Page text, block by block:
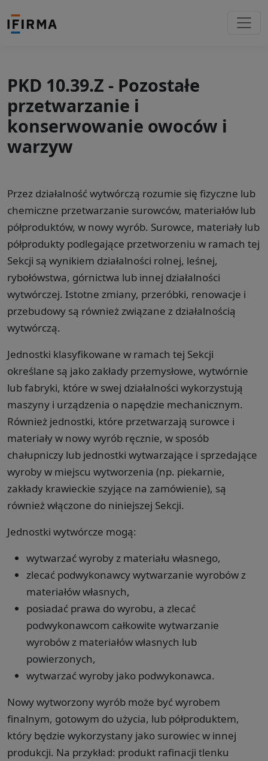
PKD 10.39.Z - Pozostałe
przetwarzanie i
konserwowanie owoców i
warzyw
Przez działalność wytwórczą rozumie się fizyczne lub
chemiczne przetwarzanie surowców, materiałów lub
półproduktów, w nowy wyrób. Surowce, materiały lub
półprodukty podlegające przetworzeniu w ramach tej
Sekcji są wynikiem działalności rolnej, leśnej,
rybołówstwa, górnictwa lub innej działalności
wytwórczej. Istotne zmiany, przeróbki, renowacje i
przebudowy są również związane z działalnością
wytwórczą.
Jednostki klasyfikowane w ramach tej Sekcji
określane są jako zakłady przemysłowe, wytwórnie
lub fabryki, które w swej działalności wykorzystują
maszyny i urządzenia o napędzie mechanicznym.
Również jednostki, które przetwarzają surowce i
materiały w nowy wyrób ręcznie, w sposób
chałupniczy lub jednostki wytwarzające i sprzedające
wyroby w miejscu wytworzenia (np. piekarnie,
zakłady krawieckie szyjące na zamówienie), są
również włączone do niniejszej Sekcji.
Jednostki wytwórcze mogą:
wytwarzać wyroby z materiału własnego,
zlecać podwykonawcy wytwarzanie wyrobów z
materiałów własnych,
posiadać prawa do wyrobu, a zlecać
podwykonawcom całkowite wytwarzanie
wyrobów z materiałów własnych lub
powierzonych,
wytwarzać wyroby jako podwykonawca.
Nowy wytworzony wyrób może być wyrobem
finalnym, gotowym do użycia, lub półproduktem,
który będzie wykorzystany jako surowiec w innej
produkcji. Na przykład: produkt rafinacji tlenku